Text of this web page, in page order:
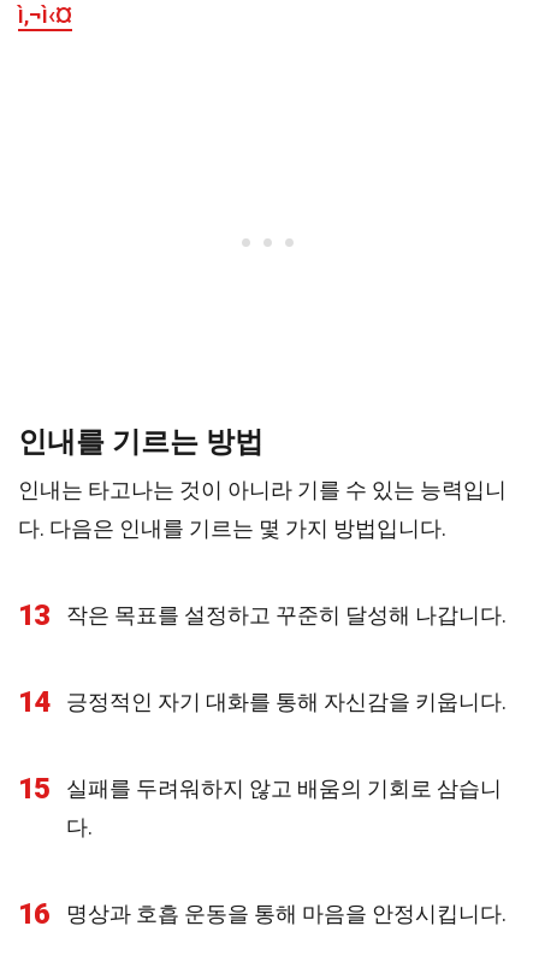
ì‚¬ì‹¤
인내를 기르는 방법
인내는 타고나는 것이 아니라 기를 수 있는 능력입니
다. 다음은 인내를 기르는 몇 가지 방법입니다.
13 작은 목표를 설정하고 꾸준히 달성해 나갑니다.
14 긍정적인 자기 대화를 통해 자신감을 키웁니다.
15
실패를 두려워하지 않고 배움의 기회로 삼습니
다.
16 명상과 호흡 운동을 통해 마음을 안정시킵니다.